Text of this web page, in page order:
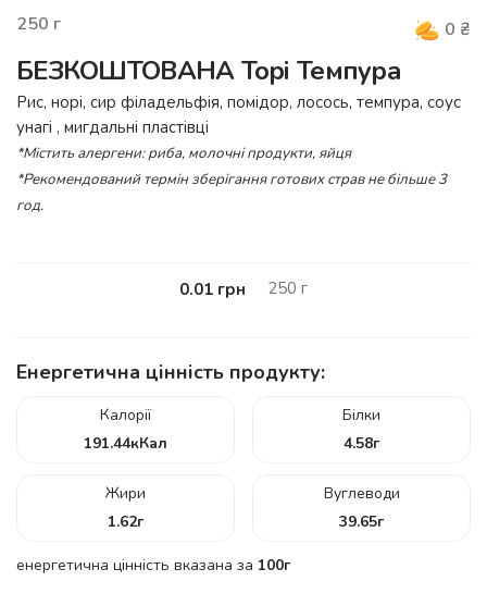
250 г 0 ₴
БЕЗКОШТОВАНА Торі Темпура
Рис, норі, сир філадельфія, помідор, лосось, темпура, соус
унагі , мигдальні пластівці
*Містить алергени: риба, молочні продукти, яйця
*Рекомендований термін зберігання готових страв не більше 3
год.
0.01 грн 250 г
Енергетична цінність продукту:
Калорії
191.44кКал
Білки
4.58г
Жири
1.62г
Вуглеводи
39.65г
енергетична цінність вказана за 100г